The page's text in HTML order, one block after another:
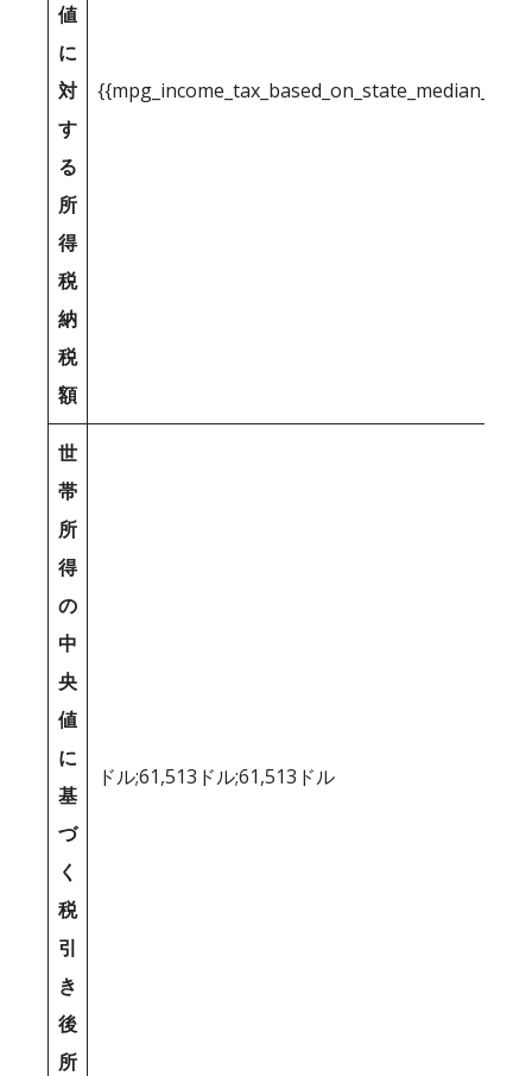
値
に
対
す
る
所
得
税
納
税
額
世
帯
所
得
の
中
央
値
に
基
づ
く
税
引
き
後
所
ドル;61,513ドル;61,513ドル